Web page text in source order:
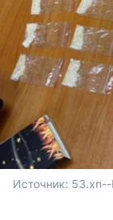
Источник: 53.xn--